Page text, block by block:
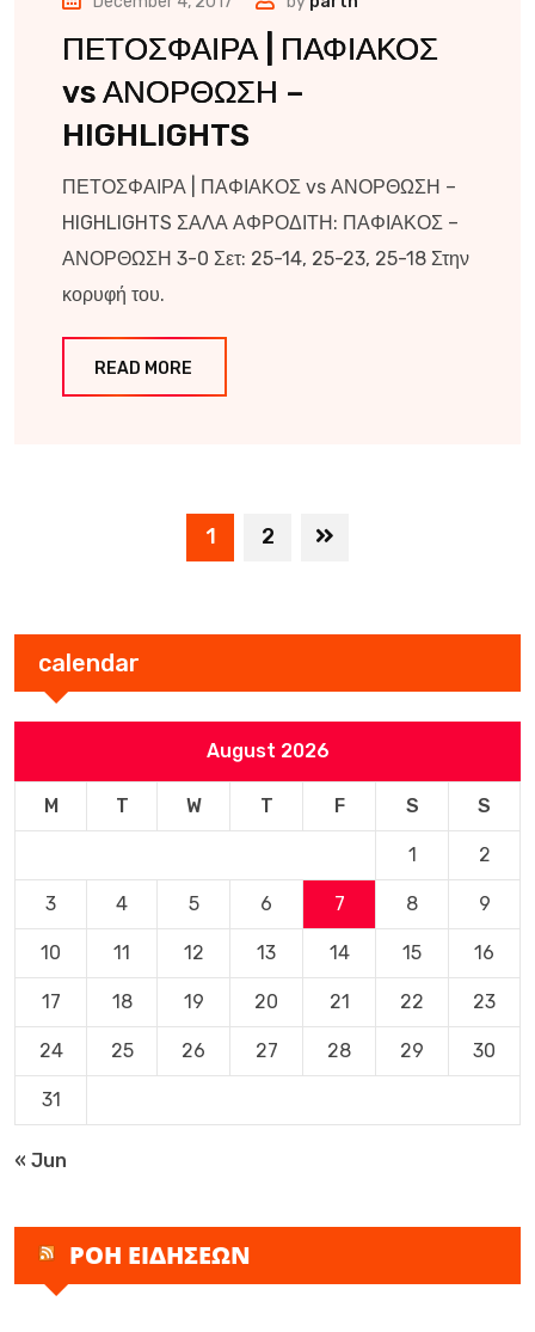
ΠΕΤΟΣΦΑΙΡΑ | ΠΑΦΙΑΚΟΣ
vs ΑΝΟΡΘΩΣΗ –
HIGHLIGHTS
ΠΕΤΟΣΦΑΙΡΑ | ΠΑΦΙΑΚΟΣ vs ΑΝΟΡΘΩΣΗ –
HIGHLIGHTS ΣΑΛΑ ΑΦΡΟΔΙΤΗ: ΠΑΦΙΑΚΟΣ –
ΑΝΟΡΘΩΣΗ 3-0 Σετ: 25-14, 25-23, 25-18 Στην
κορυφή του.
READ MORE
1 2
calendar
August 2026
M T W T F S S
1 2
3 4 5 6 7 8 9
10 11 12 13 14 15 16
17 18 19 20 21 22 23
24 25 26 27 28 29 30
31
« Jun
ΡΟΗ ΕΙΔΗΣΕΩΝ